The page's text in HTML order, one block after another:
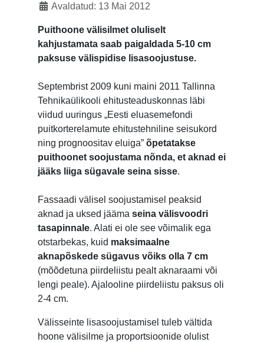
Avaldatud: 13 Mai 2012
Puithoone välisilmet oluliselt
kahjustamata saab paigaldada 5-10 cm
paksuse välispidise lisasoojustuse.
Septembrist 2009 kuni maini 2011 Tallinna
Tehnikaülikooli ehitusteaduskonnas läbi
viidud uuringus „Eesti eluasemefondi
puitkorterelamute ehitustehniline seisukord
ning prognoositav eluiga” õpetatakse
puithoonet soojustama nõnda, et aknad ei
jääks liiga sügavale seina sisse.
Fassaadi välisel soojustamisel peaksid
aknad ja uksed jääma seina välisvoodri
tasapinnale. Alati ei ole see võimalik ega
otstarbekas, kuid maksimaalne
aknapõskede sügavus võiks olla 7 cm
(mõõdetuna piirdeliistu pealt aknaraami või
lengi peale). Ajalooline piirdeliistu paksus oli
2-4 cm.
Välisseinte lisasoojustamisel tuleb vältida
hoone välisilme ja proportsioonide olulist